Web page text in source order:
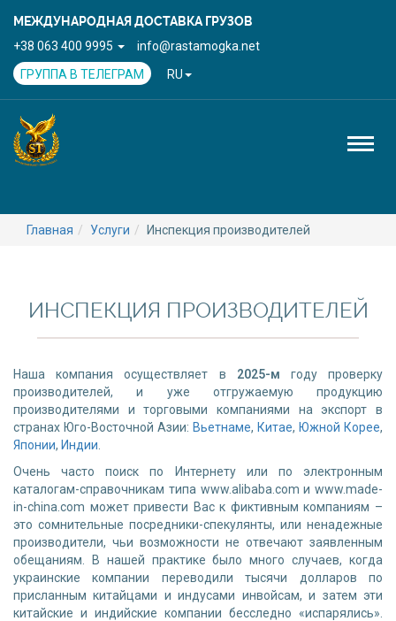
МЕЖДУНАРОДНАЯ ДОСТАВКА ГРУЗОВ
+38 063 400 9995
info@rastamogka.net
ГРУППА В ТЕЛЕГРАМ
RU
Главная Услуги Инспекция производителей
ИНСПЕКЦИЯ ПРОИЗВОДИТЕЛЕЙ
Наша компания осуществляет в 2025-м году проверку
производителей, и уже отгружаемую продукцию
производителями и торговыми компаниями на экспорт в
странах Юго-Восточной Азии: Вьетнаме, Китае, Южной Корее,
Японии, Индии
Очень часто поиск по Интернету или по электронным
каталогам-справочникам типа www.alibaba.com и www.made-
in-china.com может привести Вас к фиктивным компаниям –
это сомнительные посредники-спекулянты, или ненадежные
производители, чьи возможности не отвечают заявленным
обещаниям. В нашей практике было много случаев, когда
украинские компании переводили тысячи долларов по
присланным китайцами и индусами инвойсам, и затем эти
китайские и индийские компании бесследно «испарялись».